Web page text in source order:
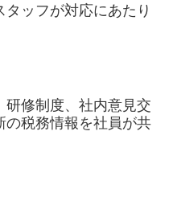
ッフが対応にあたり
修制度、社内意見交
の税務情報を社員が共